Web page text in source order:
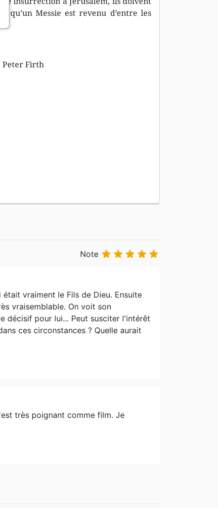
Messie est revenu d’entre les
Peter Firth
Note     
vraiment le Fils de Dieu. Ensuite
vraisemblable. On voit son
décisif pour lui... Peut susciter l'intérêt
ces circonstances ? Quelle aurait
très poignant comme film. Je